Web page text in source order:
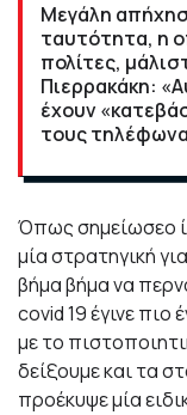
Μεγάλη
ταυτότητα, η
πολίτες,
Πιερρακάκη:
έχουν
τους
Όπως σημείωσεο
μία στρατηγική
βήμα βήμα να
covid 19 έγινε
με το
δείξουμε και τα
προέκυψε μία